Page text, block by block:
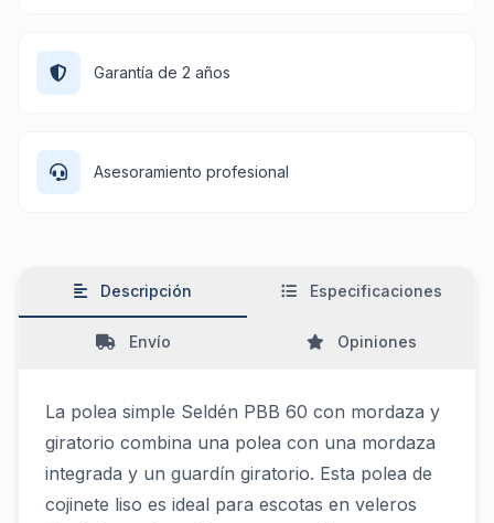
Garantía de 2 años
Asesoramiento profesional
Descripción Especificaciones
Envío Opiniones
La polea simple Seldén PBB 60 con mordaza y
giratorio combina una polea con una mordaza
integrada y un guardín giratorio. Esta polea de
cojinete liso es ideal para escotas en veleros